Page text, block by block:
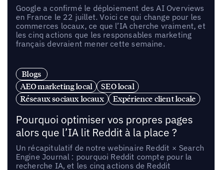
Google a confirmé le déploiement des AI Overviews
en France le 22 juillet. Voici ce qui change pour les
commerces locaux, ce que l’IA cherche vraiment, et
les cinq actions que les responsables marketing
français devraient mener cette semaine.
Blogs
AEO marketing local
SEO local
Réseaux sociaux locaux
Expérience client locale
Pourquoi optimiser vos propres pages
alors que l’IA lit Reddit à la place ?
Un récapitulatif de notre webinaire Reddit × Search
Engine Journal : pourquoi Reddit compte pour la
recherche IA, et les cinq actions de Reddit